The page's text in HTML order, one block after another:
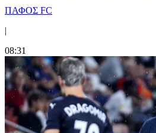
ΠΑΦΟΣ FC
|
08:31